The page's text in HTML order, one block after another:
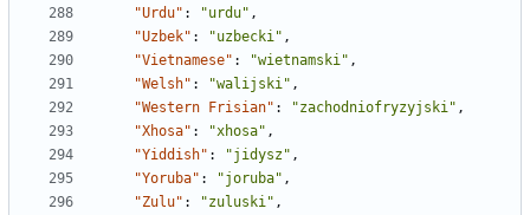
"Urdu" : "urdu" ,
"Uzbek" : "uzbecki" ,
"Vietnamese" : "wietnamski" ,
"Welsh" : "walijski" ,
"Western Frisian" : "zachodniofryzyjski" ,
"Xhosa" : "xhosa" ,
"Yiddish" : "jidysz" ,
"Yoruba" : "joruba" ,
"Zulu" : "zuluski" ,